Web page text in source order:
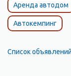
Аренда автодом
Автокемпинг
Список